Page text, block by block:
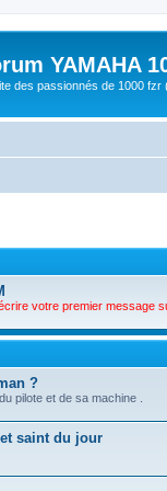
YAMAHA
des passionnés de 1000 fzr
votre premier message
?
pilote et de sa machine .
saint du jour